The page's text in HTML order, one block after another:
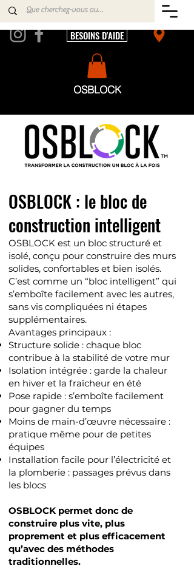
BESOINS D'AIDE
OSBLOCK
OSBLOCK : le bloc de
construction intelligent
OSBLOCK est un bloc structuré et
isolé, conçu pour construire des murs
solides, confortables et bien isolés.
C’est comme un “bloc intelligent” qui
s’emboîte facilement avec les autres,
sans vis compliquées ni étapes
supplémentaires.
Avantages principaux :
Structure solide : chaque bloc
contribue à la stabilité de votre mur
Isolation intégrée : garde la chaleur
en hiver et la fraîcheur en été
Pose rapide : s’emboîte facilement
pour gagner du temps
Moins de main-d’œuvre nécessaire :
pratique même pour de petites
équipes
Installation facile pour l’électricité et
la plomberie : passages prévus dans
les blocs
OSBLOCK permet donc de
construire plus vite, plus
proprement et plus efficacement
qu’avec des méthodes
traditionnelles.